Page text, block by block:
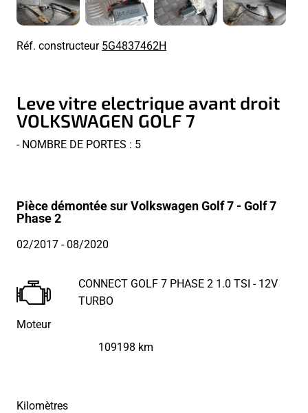
Réf. constructeur5G4837462H
Leve vitre electrique avant droit
VOLKSWAGEN GOLF 7
- NOMBRE DE PORTES : 5
Pièce démontée sur Volkswagen Golf 7 - Golf 7
Phase 2
02/2017- 08/2020
Moteur
CONNECT GOLF 7 PHASE 2 1.0 TSI - 12V
TURBO
Kilomètres
109198 km